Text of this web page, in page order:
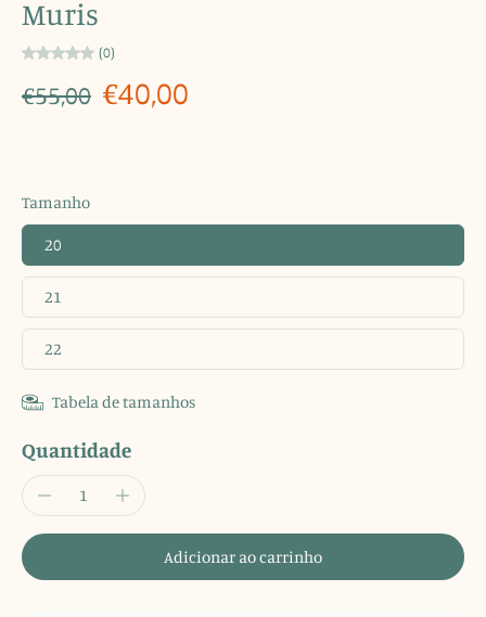
Muris
(0)
€55,00 €40,00
Tamanho
20
21
22
Tabela de tamanhos
Quantidade
Adicionar ao carrinho